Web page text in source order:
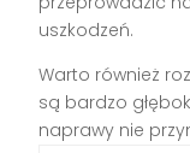
uszkodzeń.
Warto również
są bardzo
naprawy nie